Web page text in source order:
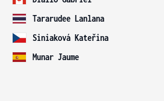
Tararudee Lanlana
Siniaková Kateřina
Munar Jaume